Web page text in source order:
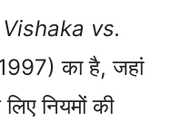
Vishaka vs.
का है, जहां
नियमों की